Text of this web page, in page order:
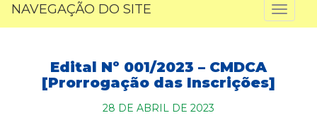
NAVEGAÇÃO DO SITE
Edital Nº 001/2023 – CMDCA
[Prorrogação das Inscrições]
28 DE ABRIL DE 2023